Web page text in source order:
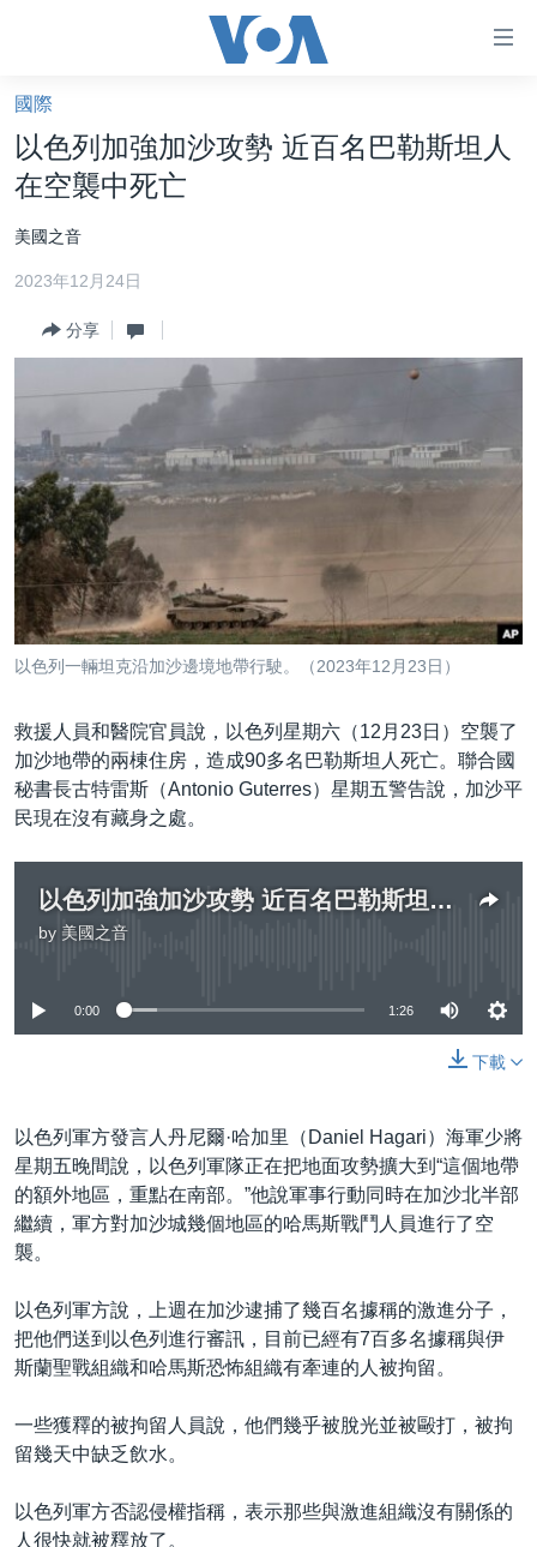
礙
鏈
接
轉
內
跳
轉
到
檢
索
美國大選2024
海外港人
揭謊頻道
美國
中國
國際
經貿
視頻
VOA 60秒 (國際)
美國專訊
視頻存檔
YOUTUBE頻道
時事經緯
新聞音頻
海外港人
港人港心
美國透視
建國史話
國語
關注我們
其他語言網站
國際
以色列加強加沙攻勢 近百名巴勒斯坦人
在空襲中死亡
美國之音
2023年12月24日
分享
以色列一輛坦克沿加沙邊境地帶行駛。（2023年12月23日）
救援人員和醫院官員說，以色列星期六（12月23日）空襲了
加沙地帶的兩棟住房，造成90多名巴勒斯坦人死亡。聯合國
秘書長古特雷斯（Antonio Guterres）星期五警告說，加沙平
民現在沒有藏身之處。
以色列加強加沙攻勢 近百名巴勒斯坦人在空襲中死亡
by 美國之音
0:00 1:26
下載
以色列軍方發言人丹尼爾·哈加里（Daniel Hagari）海軍少將
星期五晚間說，以色列軍隊正在把地面攻勢擴大到“這個地帶
的額外地區，重點在南部。”他說軍事行動同時在加沙北半部
繼續，軍方對加沙城幾個地區的哈馬斯戰鬥人員進行了空
襲。
以色列軍方說，上週在加沙逮捕了幾百名據稱的激進分子，
把他們送到以色列進行審訊，目前已經有7百多名據稱與伊
斯蘭聖戰組織和哈馬斯恐怖組織有牽連的人被拘留。
一些獲釋的被拘留人員說，他們幾乎被脫光並被毆打，被拘
留幾天中缺乏飲水。
以色列軍方否認侵權指稱，表示那些與激進組織沒有關係的
人很快就被釋放了。